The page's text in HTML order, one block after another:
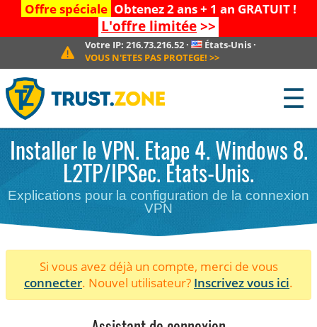
Offre spéciale Obtenez 2 ans + 1 an GRATUIT !
L'offre limitée>>
Votre IP:216.73.216.52 · États-Unis·
VOUS N'ETES PAS PROTEGE! >>
☰
Installer le VPN. Etape 4. Windows 8.
L2TP/IPSec. États-Unis.
Explications pour la configuration de la connexion
VPN
Si vous avez déjà un compte, merci de vous
connecter. Nouvel utilisateur? Inscrivez vous ici.